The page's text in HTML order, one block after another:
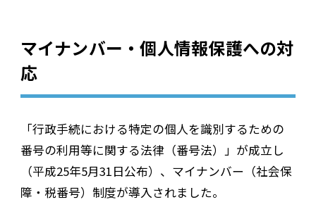
マイナンバー・個人情報保護への対
応
「行政手続における特定の個人を識別するための
番号の利用等に関する法律（番号法）」が成立し
（平成25年5月31日公布）、マイナンバー（社会保
障・税番号）制度が導入されました。